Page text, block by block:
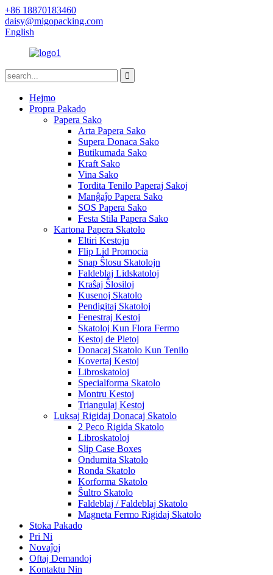
+86 18870183460
daisy@migopacking.com
English
Hejmo
Propra Pakado
Papera Sako
Arta Papera Sako
Supera Donaca Sako
Butikumada Sako
Kraft Sako
Vina Sako
Tordita Tenilo Paperaj Sakoj
Manĝaĵo Papera Sako
SOS Papera Sako
Festa Stila Papera Sako
Kartona Papera Skatolo
Eltiri Kestojn
Flip Lid Promocia
Snap Ŝlosu Skatolojn
Faldeblaj Lidskatoloj
Kraŝaj Ŝlosiloj
Kusenoj Skatolo
Pendigitaj Skatoloj
Fenestraj Kestoj
Skatoloj Kun Flora Fermo
Kestoj de Pletoj
Donacaj Skatolo Kun Tenilo
Kovertaj Kestoj
Libroskatoloj
Specialforma Skatolo
Montru Kestoj
Triangulaj Kestoj
Luksaj Rigidaj Donacaj Skatolo
2 Peco Rigida Skatolo
Libroskatoloj
Slip Case Boxes
Ondumita Skatolo
Ronda Skatolo
Korforma Skatolo
Ŝultro Skatolo
Faldeblaj / Faldeblaj Skatolo
Magneta Fermo Rigidaj Skatolo
Stoka Pakado
Pri Ni
Novaĵoj
Oftaj Demandoj
Kontaktu Nin